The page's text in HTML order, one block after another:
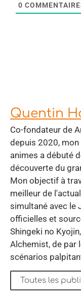
0
Quentin
Co-fondateur de
depuis 2020,
animes a débuté
découverte du
Mon objectif à
meilleur de
simultané avec le
officielles et
Shingeki no
Alchemist, de par
scénarios
Toutes les